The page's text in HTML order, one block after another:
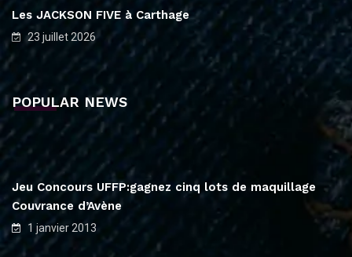
Les JACKSON FIVE à Carthage
23 juillet 2026
POPULAR NEWS
Jeu Concours UFFP:gagnez cinq lots de maquillage
Couvrance d’Avène
1 janvier 2013